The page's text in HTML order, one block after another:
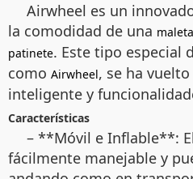
Airwheel es un
la comodidad de una maleta
patinete. Este tipo especial
como Airwheel, se ha
inteligente y
Características
– **Móvil e Inflable**:
fácilmente manejable y